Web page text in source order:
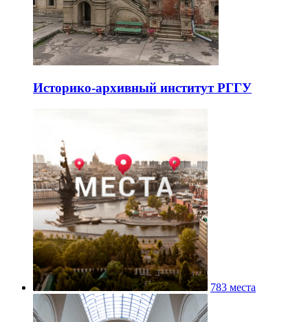
Историко-архивный институт РГГУ
783 места